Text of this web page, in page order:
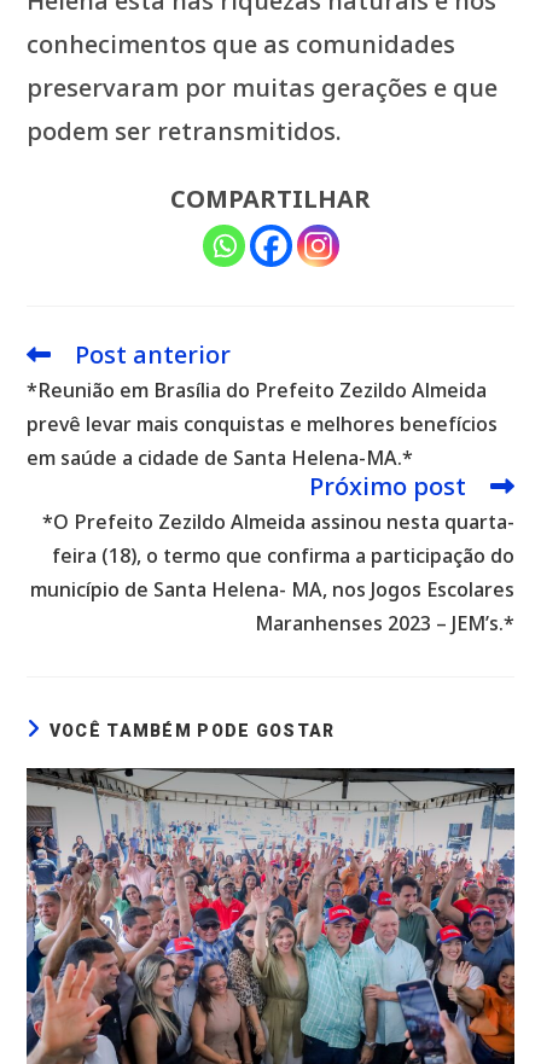
conhecimentos que as comunidades
preservaram por muitas gerações e que
podem ser retransmitidos.
COMPARTILHAR
Leia
artigos
Post anterior
*Reunião em Brasília do Prefeito Zezildo Almeida
prevê levar mais conquistas e melhores benefícios
em saúde a cidade de Santa Helena-MA.*
Próximo post
*O Prefeito Zezildo Almeida assinou nesta quarta-
feira (18), o termo que confirma a participação do
município de Santa Helena- MA, nos Jogos Escolares
Maranhenses 2023 – JEM’s.*
VOCÊ TAMBÉM PODE GOSTAR